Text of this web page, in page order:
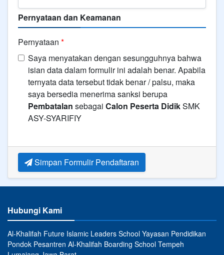
Pernyataan dan Keamanan
Pernyataan *
Saya menyatakan dengan sesungguhnya bahwa
isian data dalam formulir ini adalah benar. Apabila
ternyata data tersebut tidak benar / palsu, maka
saya bersedia menerima sanksi berupa
Pembatalan sebagai Calon Peserta DidikSMK
ASY-SYARIFIY
Simpan Formulir Pendaftaran
Hubungi Kami
Al-Khalifah Future Islamic Leaders School Yayasan Pendidikan
Pondok Pesantren Al-Khalifah Boarding School Tempeh